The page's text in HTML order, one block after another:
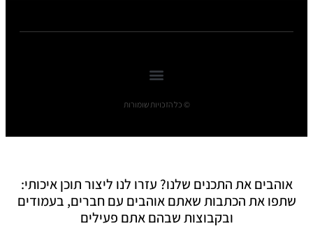
© כל הזכויות שומורות
אוהבים את התכנים שלנו? עזרו לנו ליצור תוכן איכותי:
שתפו את הכתבות שאתם אוהבים עם חברים, בעמודים
ובקבוצות שבהם אתם פעילים